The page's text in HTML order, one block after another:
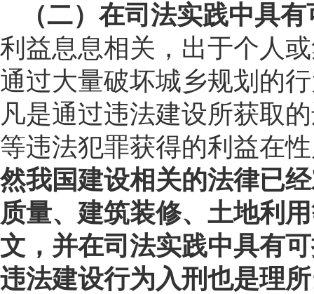
（二）在司法实践中具
利益息息相关，出于个人
通过大量破坏城乡规划的
凡是通过违法建设所获取
等违法犯罪获得的利益在
然我国建设相关的法律已
质量、建筑装修、土地利
文，并在司法实践中具有
违法建设行为入刑也是理